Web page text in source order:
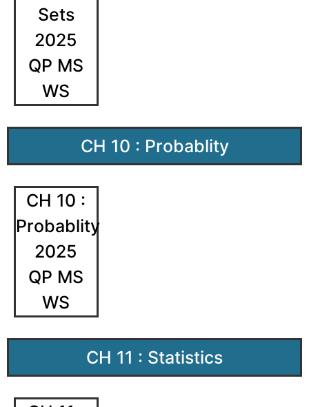
Sets
2025
QP MS
WS
CH 10 : Probablity
CH 10 :
Probablity
2025
QP MS
WS
CH 11 : Statistics